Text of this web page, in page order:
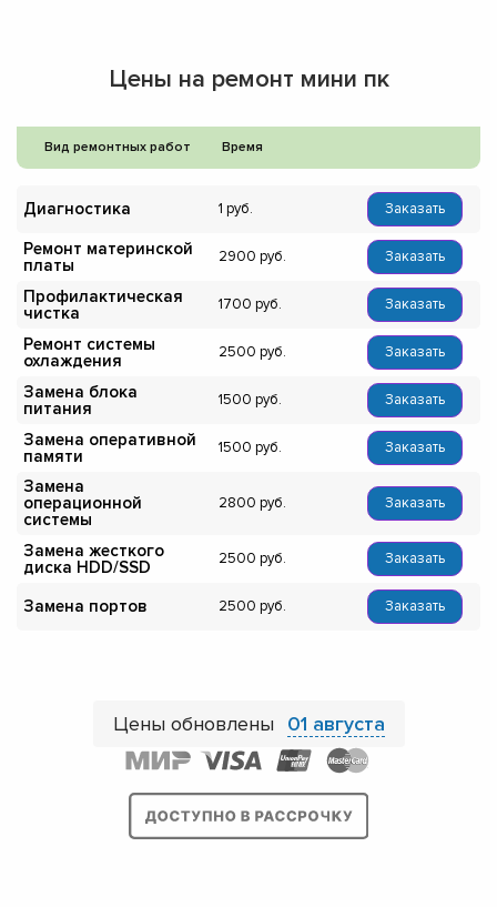
Цены на ремонт мини пк
Вид ремонтных работ Время
Диагностика 1 Заказать
Ремонт материнской
платы
2900 Заказать
Профилактическая
чистка
1700 Заказать
Ремонт системы
охлаждения
2500 Заказать
Замена блока
питания
1500 Заказать
Замена оперативной
памяти
1500 Заказать
Замена
операционной
системы
2800 Заказать
Замена жесткого
диска HDD/SSD
2500 Заказать
Замена портов 2500 Заказать
Цены обновлены 01 августа